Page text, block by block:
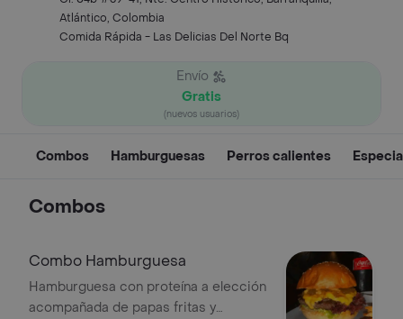
Atlántico, Colombia
Comida Rápida - Las Delicias Del Norte Bq
Envío
Gratis
(nuevos usuarios)
Combos Hamburguesas Perros calientes
Combos
Combo Hamburguesa
Hamburguesa con proteína a elección
acompañada de papas fritas y